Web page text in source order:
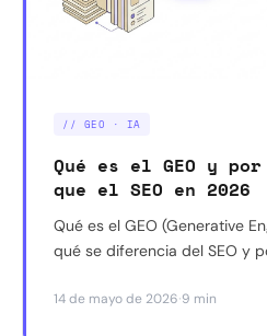
// GEO · IA
Qué es el GEO y
que el SEO en 2026
Qué es el GEO (Generative
qué se diferencia del SEO y
Google AI Overviews.
14 de mayo de 2026·9 min